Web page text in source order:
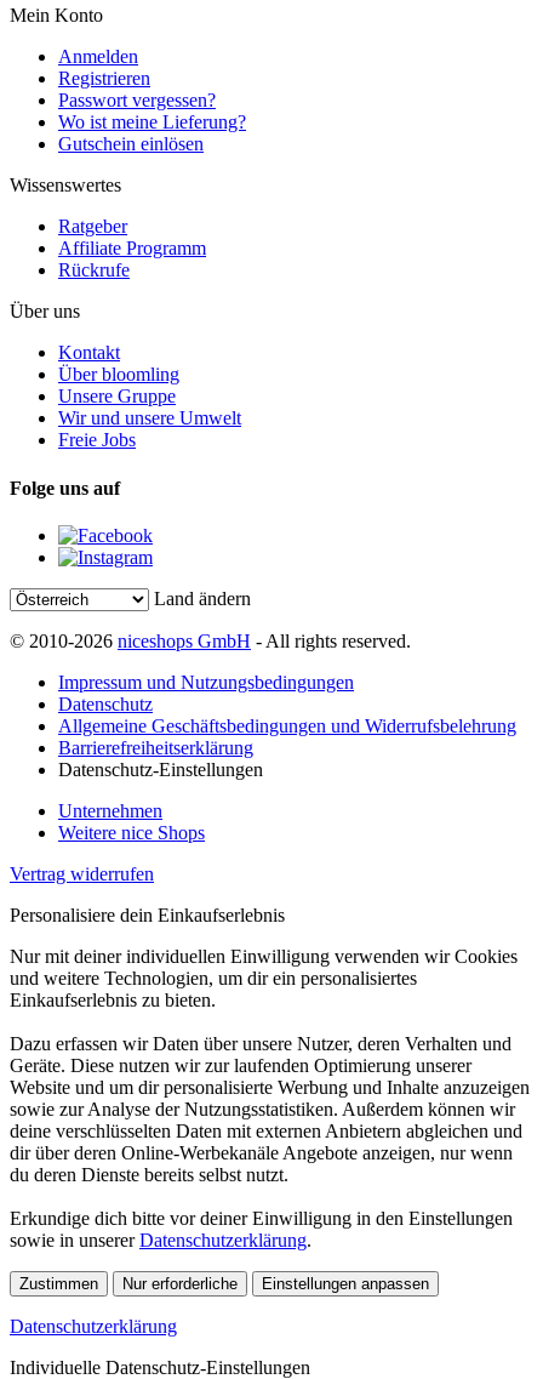
Mein Konto
Anmelden
Registrieren
Passwort vergessen?
Wo ist meine Lieferung?
Gutschein einlösen
Wissenswertes
Ratgeber
Affiliate Programm
Rückrufe
Über uns
Kontakt
Über bloomling
Unsere Gruppe
Wir und unsere Umwelt
Freie Jobs
Folge uns auf
Land ändern
© 2010-2026 niceshops GmbH - All rights reserved.
Impressum und Nutzungsbedingungen
Datenschutz
Allgemeine Geschäftsbedingungen und Widerrufsbelehrung
Barrierefreiheitserklärung
Datenschutz-Einstellungen
Unternehmen
Weitere nice Shops
Vertrag widerrufen
Personalisiere dein Einkaufserlebnis
Nur mit deiner individuellen Einwilligung verwenden wir Cookies
und weitere Technologien, um dir ein personalisiertes
Einkaufserlebnis zu bieten.
Dazu erfassen wir Daten über unsere Nutzer, deren Verhalten und
Geräte. Diese nutzen wir zur laufenden Optimierung unserer
Website und um dir personalisierte Werbung und Inhalte anzuzeigen
sowie zur Analyse der Nutzungsstatistiken. Außerdem können wir
deine verschlüsselten Daten mit externen Anbietern abgleichen und
dir über deren Online-Werbekanäle Angebote anzeigen, nur wenn
du deren Dienste bereits selbst nutzt.
Erkundige dich bitte vor deiner Einwilligung in den Einstellungen
sowie in unsererDatenschutzerklärung.
Zustimmen Nur erforderliche Einstellungen anpassen
Datenschutzerklärung
Individuelle Datenschutz-Einstellungen